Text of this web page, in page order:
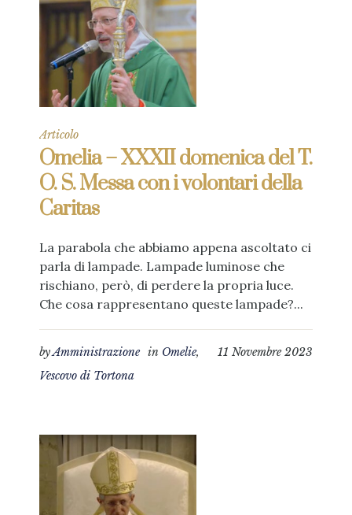
Articolo
Omelia – XXXII domenica del T.
O. S. Messa con i volontari della
Caritas
La parabola che abbiamo appena ascoltato ci
parla di lampade. Lampade luminose che
rischiano, però, di perdere la propria luce.
Che cosa rappresentano queste lampade?...
11 Novembre 2023
byAmministrazione in Omelie,
Vescovo di Tortona